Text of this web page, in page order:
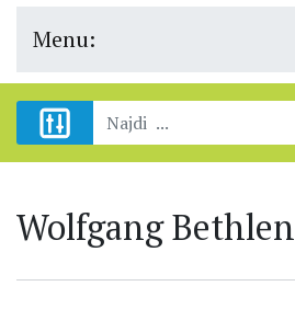
Menu:
Wolfgang Bethlen